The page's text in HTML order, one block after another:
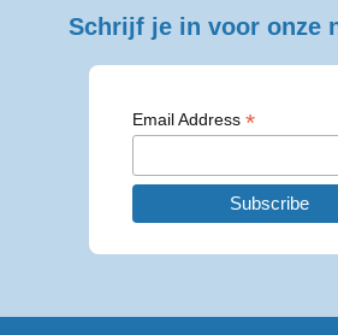
Schrijf je in voor onze
Email Address *